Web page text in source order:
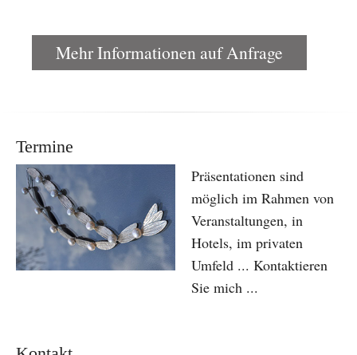
Mehr Informationen auf Anfrage
Termine
Präsentationen sind
möglich im Rahmen von
Veranstaltungen, in
Hotels, im privaten
Umfeld ... Kontaktieren
Sie mich ...